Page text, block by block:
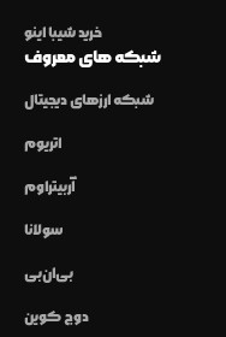
خرید شیبا اینو
شبکه های معروف
شبکه ارزهای دیجیتال
اتریوم
آربیتراوم
سولانا
بی‌ان‌بی
دوج کوین